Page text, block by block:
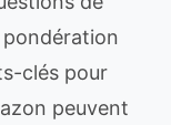
clés pour
peuvent